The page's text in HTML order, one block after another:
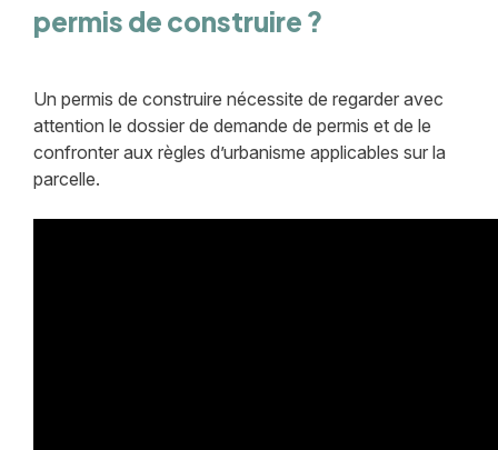
permis de construire ?
Un permis de construire nécessite de regarder avec
attention le dossier de demande de permis et de le
confronter aux règles d’urbanisme applicables sur la
parcelle.